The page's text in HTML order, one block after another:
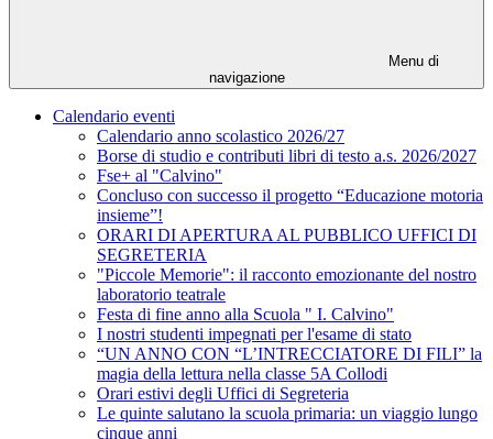
Menu di
navigazione
Calendario eventi
Calendario anno scolastico 2026/27
Borse di studio e contributi libri di testo a.s. 2026/2027
Fse+ al "Calvino"
Concluso con successo il progetto “Educazione motoria
insieme”!
ORARI DI APERTURA AL PUBBLICO UFFICI DI
SEGRETERIA
"Piccole Memorie": il racconto emozionante del nostro
laboratorio teatrale
Festa di fine anno alla Scuola " I. Calvino"
I nostri studenti impegnati per l'esame di stato
“UN ANNO CON “L’INTRECCIATORE DI FILI” la
magia della lettura nella classe 5A Collodi
Orari estivi degli Uffici di Segreteria
Le quinte salutano la scuola primaria: un viaggio lungo
cinque anni